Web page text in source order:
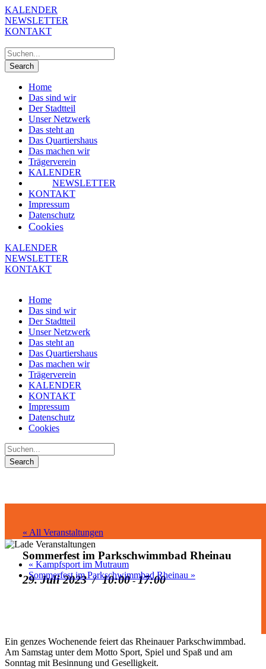
KALENDER
NEWSLETTER
KONTAKT
Home
Das sind wir
Der Stadtteil
Unser Netzwerk
Das steht an
Das Quartiershaus
Das machen wir
Trägerverein
KALENDER
NEWSLETTER
KONTAKT
Impressum
Datenschutz
Cookies
KALENDER
NEWSLETTER
KONTAKT
Home
Das sind wir
Der Stadtteil
Unser Netzwerk
Das steht an
Das Quartiershaus
Das machen wir
Trägerverein
KALENDER
KONTAKT
Impressum
Datenschutz
Cookies
« All Veranstaltungen
Sommerfest im Parkschwimmbad Rheinau
29. Juli 2023 / 10:00-17:00
« Kampfsport im Mutraum
Sommerfest im Parkschwimmbad Rheinau »
Ein genzes Wochenende feiert das Rheinauer Parkschwimmbad.
Am Samstag unter dem Motto Sport, Spiel und Spaß und am
Sonntag mit Besinnung und Geselligkeit.